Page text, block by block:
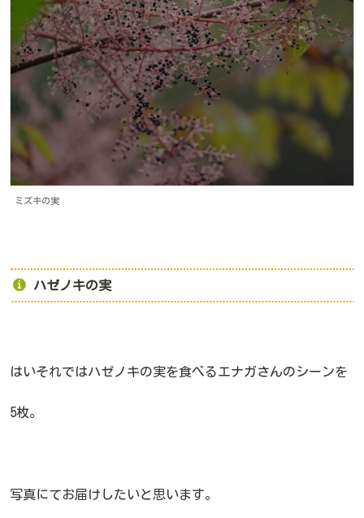
ミズキの実
ハゼノキの実
はいそれではハゼノキの実を食べるエナガさんのシーンを
5枚。
写真にてお届けしたいと思います。